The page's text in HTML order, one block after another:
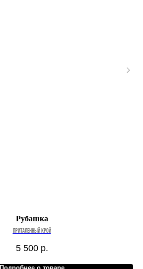
Рубашка
приталенный крой
5 500 р.